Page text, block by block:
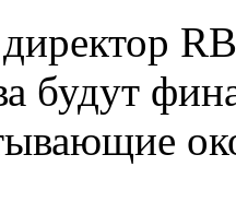
будут